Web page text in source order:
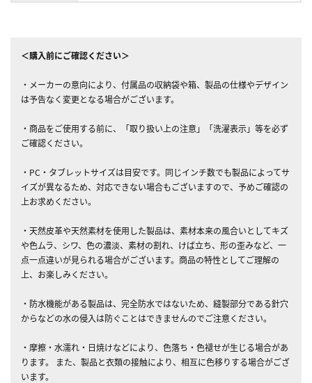
＜購入前にご確認ください＞
・メーカーの意向により、付属品の収納袋や箱、製品の仕様やデザイン
は予告なく変更となる場合がございます。
・商品をご使用する前に、「取り扱い上の注意」「洗濯表示」等を必ず
ご確認ください。
・PC・タブレットサイズは目安です。同じインチ数でも製品によってサ
イズが異なるため、対応できない場合もございますので、予めご確認の
上お求めください。
・天然皮革や天然素材を使用した製品は、素材本来の風合いとしてキズ
や色ムラ、シワ、色の濃淡、素材の割れ、けば立ち、形の歪みなど、一
点一点違いが見られる場合がございます。商品の特性としてご理解の
上、お楽しみください。
・防水機能がある製品は、完全防水ではないため、縫製部分である針穴
からなどの水の侵入は防ぐことはできませんのでご注意ください。
・摩擦・水濡れ・日焼けなどにより、色落ち・色褪せが生じる場合があ
ります。 また、製品と衣類の接触により、相互に色移りする場合がござ
います。